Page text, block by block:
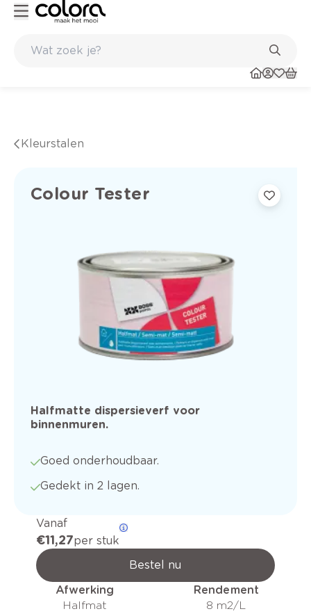
Kleurstalen
Colour Tester
Halfmatte dispersieverf voor
binnenmuren.
Goed onderhoudbaar.
Gedekt in 2 lagen.
Vanaf
€ 11,27per stuk
Bestel nu
Afwerking
Halfmat
Rendement
8 m2/L